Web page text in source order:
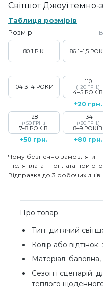
Світшот Джоуї
Таблиця розмірів
Розмір
80 1 РІК 86 1–1,5
104 3–4 РОКИ
110
(+20 ГРН.)
4–5 РОКІВ
+20 грн.
128
(+50 ГРН.)
7–8 РОКІВ
+50 грн.
134
(+80 ГРН.)
8–9 РОКІВ
+80 грн.
Чому безпечно замовляти
Післяплата — оплата при
Відправка до 3 робочих днів
Про товар
Тип: дитячий
Колір або
Матеріал:
Сезон і сценарій:
теплого